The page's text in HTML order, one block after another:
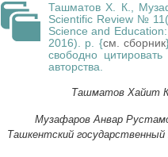
Ташматов Х. К.,
Scientific Review №
Science and
2016). p. {см. сборник
свободно
авторства.
Ташматов Хайит
Музафаров Анвар
Ташкентский